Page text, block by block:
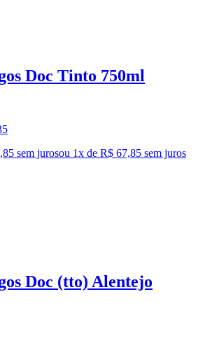
Doc Tinto 750ml
sem jurosou 1x de R$ 67,85 sem juros
Doc (tto) Alentejo